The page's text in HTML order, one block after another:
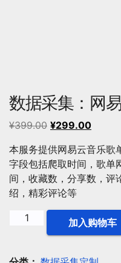
数据采集：网
¥399.00 原
为：
¥399.00。
¥299.00当
价
格
为：
本服务提供网易云音乐歌
字段包括爬取时间，歌单
间，收藏数，分享数，评
绍，精彩评论等
集：
加入购物车